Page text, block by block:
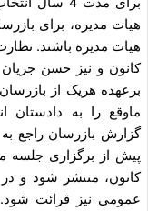
هیات مدیره، برای
هیات مدیره باشند.
کانون و نیز حسن
برعهده هریک از
ماوقع را به دادستان
گزارش بازرسان راجع
پیش از برگزاری جلسه
کانون، منتشر شود و در
عمومی نیز قرائت